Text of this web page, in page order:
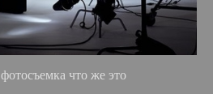
что же это